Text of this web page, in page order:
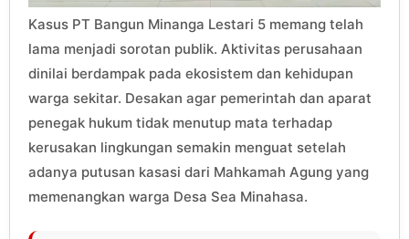
Kasus PT Bangun Minanga Lestari 5 memang telah
lama menjadi sorotan publik. Aktivitas perusahaan
dinilai berdampak pada ekosistem dan kehidupan
warga sekitar. Desakan agar pemerintah dan aparat
penegak hukum tidak menutup mata terhadap
kerusakan lingkungan semakin menguat setelah
adanya putusan kasasi dari Mahkamah Agung yang
memenangkan warga Desa Sea Minahasa.